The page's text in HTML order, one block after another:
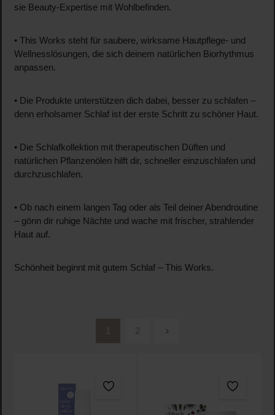
sie Beauty-Expertise mit Wohlbefinden.
• This Works steht für saubere, wirksame Hautpflege- und
Wellnesslösungen, die sich deinem natürlichen Biorhythmus
anpassen.
• Die Produkte unterstützen dich dabei, besser zu schlafen –
denn erholsamer Schlaf ist der erste Schritt zu schöner Haut.
• Die Schlafkollektion mit therapeutischen Düften und
natürlichen Pflanzenölen hilft dir, schneller einzuschlafen und
durchzuschlafen.
• Ob nach einem langen Tag oder als Teil deiner Abendroutine
– gönn dir ruhige Nächte und wache mit frischer, strahlender
Haut auf.
Schönheit beginnt mit gutem Schlaf – This Works.
Seite
1
Seite
2